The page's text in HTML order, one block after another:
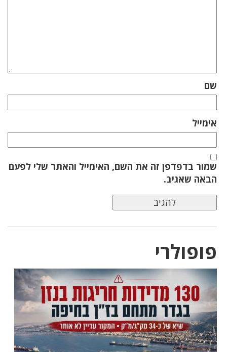
שם
אימייל
שמור בדפדפן זה את השם, האימייל והאתר שלי לפעם
הבאה שאגיב.
פופולרי